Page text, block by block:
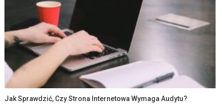
Jak Sprawdzić, Czy Strona Internetowa Wymaga Audytu?